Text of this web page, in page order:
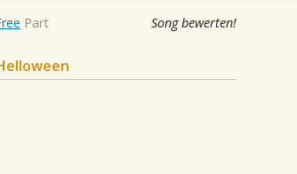
Part Song bewerten!